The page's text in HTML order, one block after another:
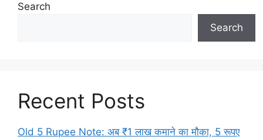
Search
Search
Recent Posts
Old 5 Rupee Note: अब ₹1 लाख कमाने का मौका, 5 रूपए